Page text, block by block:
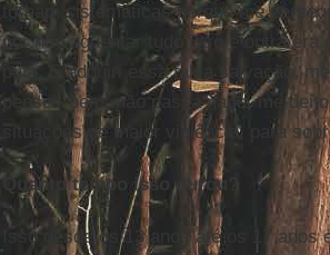
tornam sistemáticas porque me
por não aguentar tudo isso e outra
puta. E adquiri essa falsa salvação,
pensei “bem, não passa nada, me
situações de maior violência, para
Quanto tempo isso durou?
Isso desde os 13 anos até os 17